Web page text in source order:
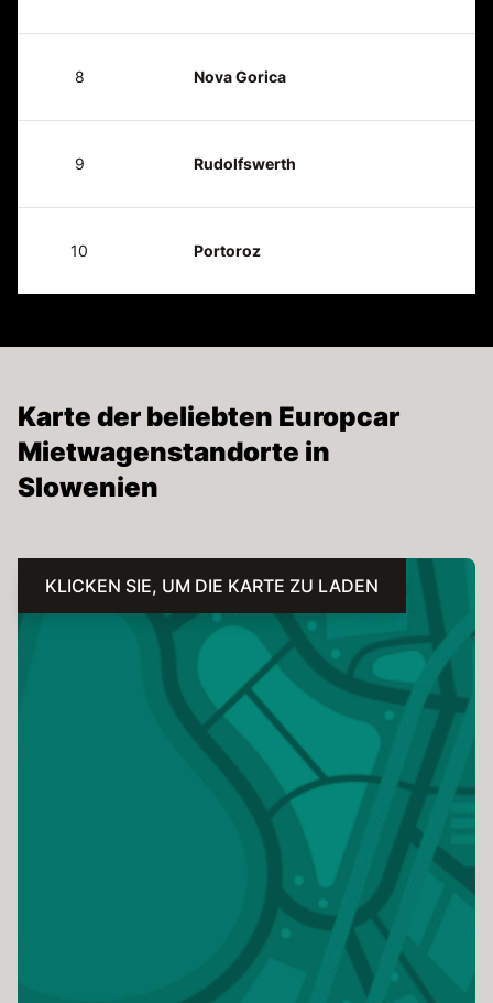
8 Nova Gorica
9 Rudolfswerth
10 Portoroz
Karte der beliebten Europcar
Mietwagenstandorte in
Slowenien
KLICKEN SIE, UM DIE KARTE ZU LADEN